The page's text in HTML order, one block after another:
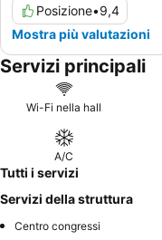
Posizione•9,4
Mostra più valutazioni
Servizi principali
Wi-Fi nella hall
A/C
Tutti i servizi
Servizi della struttura
Centro congressi